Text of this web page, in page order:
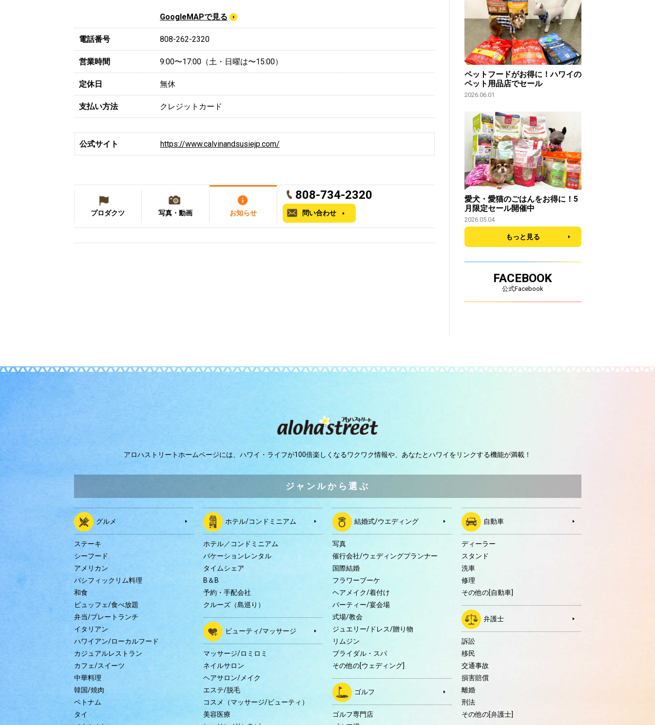
GoogleMAPで見る
電話番号 808-262-2320
営業時間 9:00〜17:00（土・日曜は〜15:00）
定休日 無休
支払い方法 クレジットカード
公式サイト https://www.calvinandsusiejp.com/
プロダクツ 写真・動画 お知らせ
808-734-2320
問い合わせ
ペットフードがお得に！ハワイの
ペット用品店でセール
2026.06.01
愛犬・愛猫のごはんをお得に！5
月限定セール開催中
2026.05.04
もっと見る
FACEBOOK
公式Facebook
アロハストリートホームページには、 ハワイ・ライフが100倍楽しくなるワクワク情報や、 あなたとハワイをリンクする機能が満載！
ジャンルから選ぶ
グルメ
ステーキ
シーフード
アメリカン
パシフィックリム料理
和食
ビュッフェ/食べ放題
弁当/プレートランチ
イタリアン
ハワイアン/ローカルフード
カジュアルレストラン
カフェ/スイーツ
中華料理
韓国/焼肉
ベトナム
タイ
ホテル/コンドミニアム
ホテル／コンドミニアム
バケーションレンタル
タイムシェア
B＆B
予約・手配会社
クルーズ（島巡り）
ビューティ/マッサージ
マッサージ/ロミロミ
ネイルサロン
ヘアサロン/メイク
エステ/脱毛
コスメ（マッサージ/ビューティ）
美容医療
結婚式/ウエディング
写真
催行会社/ウェディングプランナー
国際結婚
フラワーブーケ
ヘアメイク/着付け
パーティー/宴会場
式場/教会
ジュエリー/ドレス/贈り物
リムジン
ブライダル・スパ
その他の[ウェディング]
ゴルフ
ゴルフ専門店
自動車
ディーラー
スタンド
洗車
修理
その他の[自動車]
弁護士
訴訟
移民
交通事故
損害賠償
離婚
刑法
その他の[弁護士]